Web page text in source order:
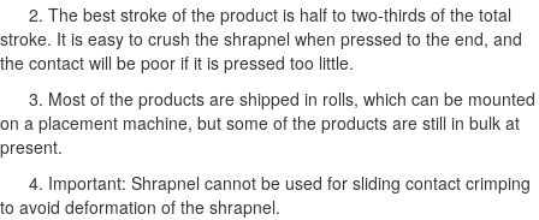
2. The best stroke of the product is half to two-thirds of the total
stroke. It is easy to crush the shrapnel when pressed to the end, and
the contact will be poor if it is pressed too little.
3. Most of the products are shipped in rolls, which can be mounted
on a placement machine, but some of the products are still in bulk at
present.
4. Important: Shrapnel cannot be used for sliding contact crimping
to avoid deformation of the shrapnel.